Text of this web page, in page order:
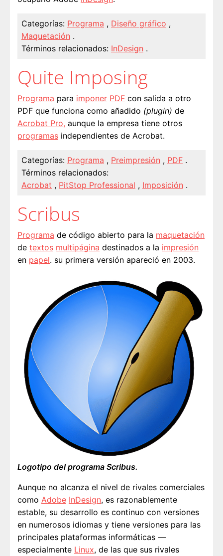
Categorías: Programa , Diseño gráfico ,
Maquetación .
Términos relacionados: InDesign .
Quite Imposing
Programa para imponer PDF con salida a otro
PDF que funciona como añadido (plugin) de
Acrobat Pro, aunque la empresa tiene otros
programas independientes de Acrobat.
Categorías: Programa , Preimpresión , PDF .
Términos relacionados:
Acrobat , PitStop Professional , Imposición .
Scribus
Programa de código abierto para la maquetación
de textos multipágina destinados a la impresión
en papel. su primera versión apareció en 2003.
Logotipo del programa Scribus.
Aunque no alcanza el nivel de rivales comerciales
como Adobe InDesign, es razonablemente
estable, su desarrollo es continuo con versiones
en numerosos idiomas y tiene versiones para las
principales plataformas informáticas —
especialmente Linux, de las que sus rivales